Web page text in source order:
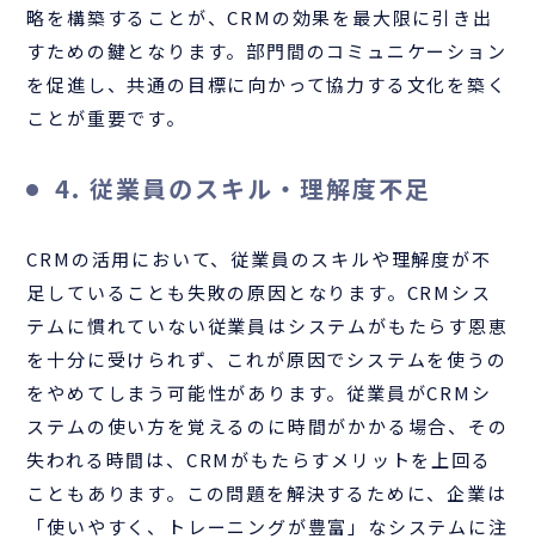
略を構築することが、CRMの効果を最大限に引き出
すための鍵となります。部門間のコミュニケーション
を促進し、共通の目標に向かって協力する文化を築く
ことが重要です。
4. 従業員のスキル・理解度不足
CRMの活用において、従業員のスキルや理解度が不
足していることも失敗の原因となります。CRMシス
テムに慣れていない従業員はシステムがもたらす恩恵
を十分に受けられず、これが原因でシステムを使うの
をやめてしまう可能性があります。従業員がCRMシ
ステムの使い方を覚えるのに時間がかかる場合、その
失われる時間は、CRMがもたらすメリットを上回る
こともあります。この問題を解決するために、企業は
「使いやすく、トレーニングが豊富」なシステムに注